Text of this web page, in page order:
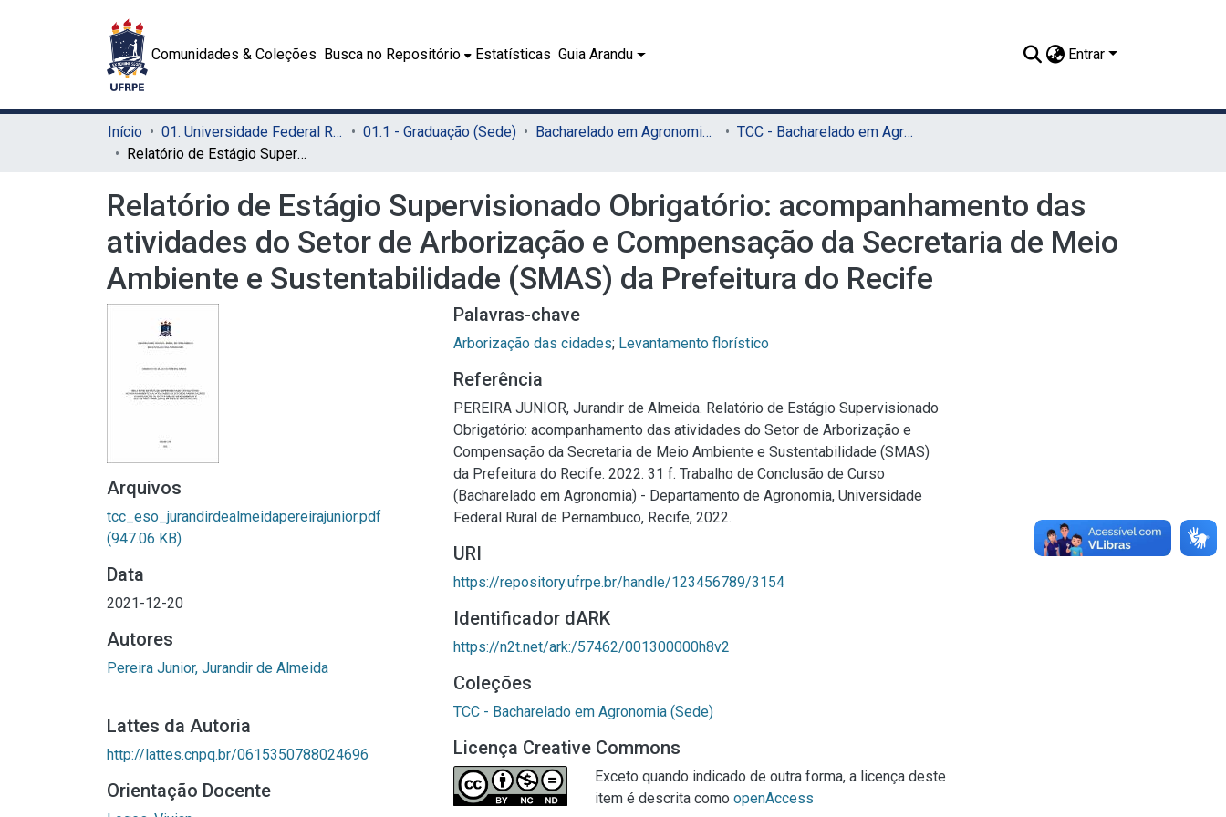
Comunidades & Coleções Busca no Repositório Estatísticas Guia Arandu Entrar
Início 01. Universidade Federal Rural de Pernambuco - UFRPE (Sede) 01.1 - Graduação (Sede) Bacharelado em Agronomia (Sede)
TCC - Bacharelado em Agronomia (Sede)
Relatório de Estágio Supervisionado Obrigatório: acompanhamento das atividades do Setor de Arborização e Compensação da Secretaria de Meio Ambiente e Sustentabilidade (SMAS) da Prefeitura do Recife
Relatório de Estágio Supervisionado Obrigatório: acompanhamento das
atividades do Setor de Arborização e Compensação da Secretaria de Meio
Ambiente e Sustentabilidade (SMAS) da Prefeitura do Recife
Arquivos
tcc_eso_jurandirdealmeidapereirajunior.pdf
(947.06 KB)
Data
2021-12-20
Autores
Pereira Junior, Jurandir de Almeida
Lattes da Autoria
http://lattes.cnpq.br/0615350788024696
Orientação Docente
Palavras-chave
Arborização das cidades; Levantamento florístico
Referência
PEREIRA JUNIOR, Jurandir de Almeida. Relatório de Estágio Supervisionado
Obrigatório: acompanhamento das atividades do Setor de Arborização e
Compensação da Secretaria de Meio Ambiente e Sustentabilidade (SMAS)
da Prefeitura do Recife. 2022. 31 f. Trabalho de Conclusão de Curso
(Bacharelado em Agronomia) - Departamento de Agronomia, Universidade
Federal Rural de Pernambuco, Recife, 2022.
URI
https://repository.ufrpe.br/handle/123456789/3154
Identificador dARK
https://n2t.net/ark:/57462/001300000h8v2
Coleções
TCC - Bacharelado em Agronomia (Sede)
Licença Creative Commons
Exceto quando indicado de outra forma, a licença deste
item é descrita como openAccess